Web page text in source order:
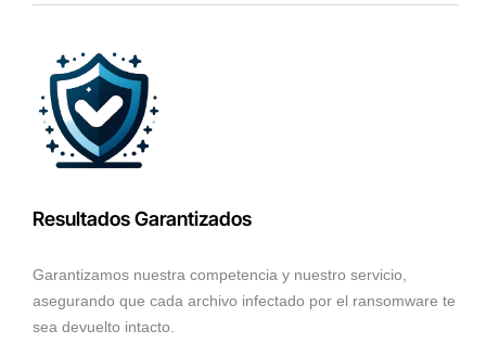
Resultados Garantizados
Garantizamos nuestra competencia y nuestro servicio,
asegurando que cada archivo infectado por el ransomware te
sea devuelto intacto.